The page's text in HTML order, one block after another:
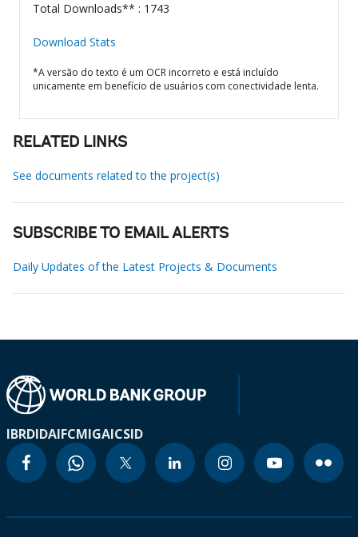
Total Downloads** : 1743
Download Stats
*A versão do texto é um OCR incorreto e está incluído
unicamente em benefício de usuários com conectividade lenta.
RELATED LINKS
See documents related to the project(s)
SUBSCRIBE TO EMAIL ALERTS
Daily Updates of the Latest Projects & Documents
IBRDIDAIFCMIGAICSID